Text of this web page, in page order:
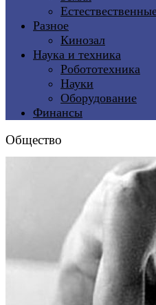
Разное
Кинозал
Наука и техника
Робототехника
Науки
Оборудование
Финансы
Общество